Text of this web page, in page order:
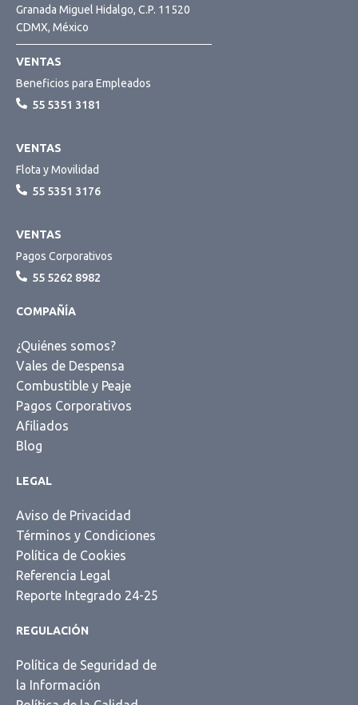
Granada Miguel Hidalgo, C.P. 11520
CDMX, México
VENTAS
Beneficios para Empleados
55 5351 3181
VENTAS
Flota y Movilidad
55 5351 3176
VENTAS
Pagos Corporativos
55 5262 8982
COMPAÑÍA
¿Quiénes somos?
Vales de Despensa
Combustible y Peaje
Pagos Corporativos
Afiliados
Blog
LEGAL
Aviso de Privacidad
Términos y Condiciones
Política de Cookies
Referencia Legal
Reporte Integrado 24-25
REGULACIÓN
Política de Seguridad de
la Información